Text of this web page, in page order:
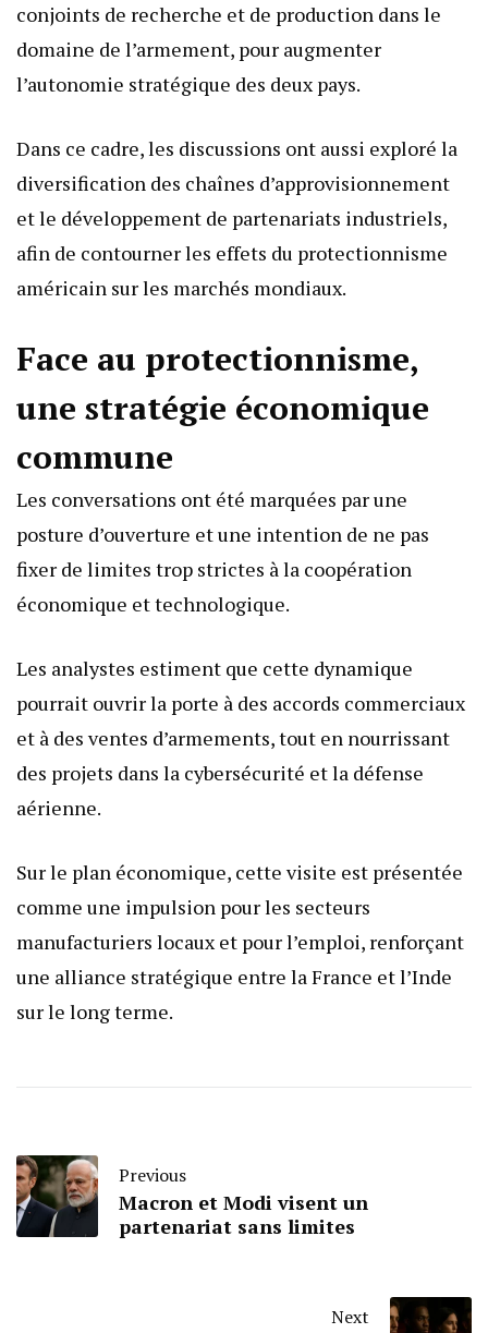
conjoints de recherche et de production dans le
domaine de l’armement, pour augmenter
l’autonomie stratégique des deux pays.
Dans ce cadre, les discussions ont aussi exploré la
diversification des chaînes d’approvisionnement
et le développement de partenariats industriels,
afin de contourner les effets du protectionnisme
américain sur les marchés mondiaux.
Face au protectionnisme,
une stratégie économique
commune
Les conversations ont été marquées par une
posture d’ouverture et une intention de ne pas
fixer de limites trop strictes à la coopération
économique et technologique.
Les analystes estiment que cette dynamique
pourrait ouvrir la porte à des accords commerciaux
et à des ventes d’armements, tout en nourrissant
des projets dans la cybersécurité et la défense
aérienne.
Sur le plan économique, cette visite est présentée
comme une impulsion pour les secteurs
manufacturiers locaux et pour l’emploi, renforçant
une alliance stratégique entre la France et l’Inde
sur le long terme.
Previous
Macron et Modi visent un
partenariat sans limites
Next